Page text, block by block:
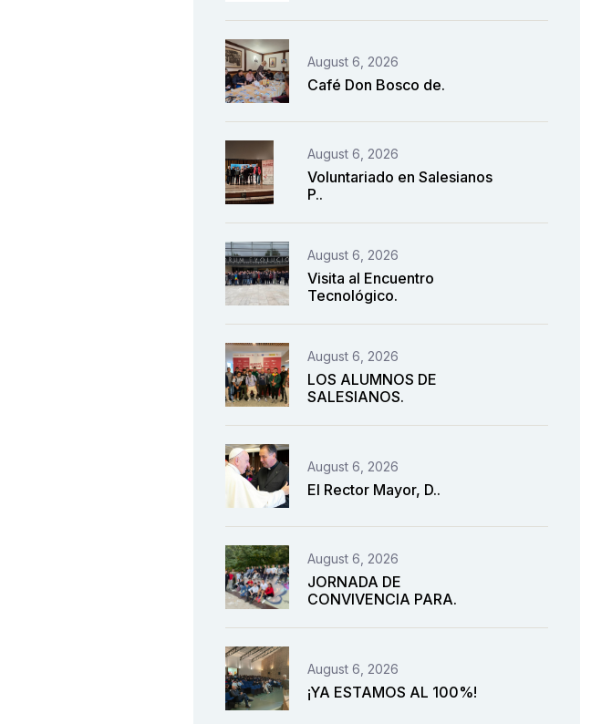
August 6, 2026
Café Don Bosco de.
August 6, 2026
Voluntariado en Salesianos
P..
August 6, 2026
Visita al Encuentro
Tecnológico.
August 6, 2026
LOS ALUMNOS DE
SALESIANOS.
August 6, 2026
El Rector Mayor, D..
August 6, 2026
JORNADA DE
CONVIVENCIA PARA.
August 6, 2026
¡YA ESTAMOS AL 100%!